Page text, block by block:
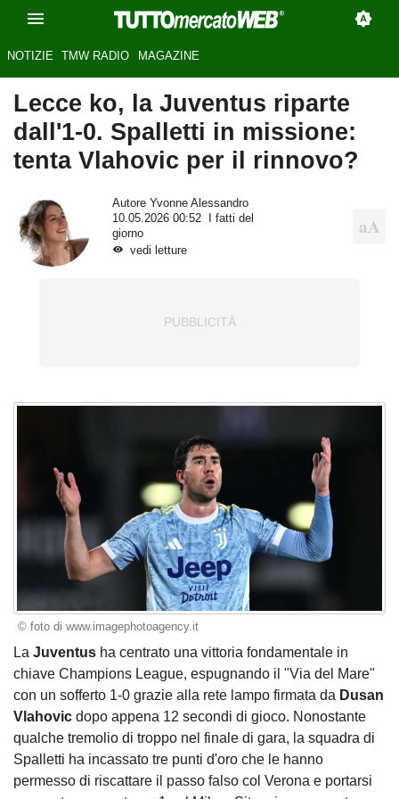
NOTIZIE TMW RADIO MAGAZINE
Lecce ko, la Juventus riparte
dall'1-0. Spalletti in missione:
tenta Vlahovic per il rinnovo?
Autore Yvonne Alessandro
10.05.2026 00:52
I fatti del
giorno
vedi letture
© foto di www.imagephotoagency.it
La Juventus ha centrato una vittoria fondamentale in
chiave Champions League, espugnando il "Via del Mare"
con un sofferto 1-0 grazie alla rete lampo firmata da Dusan
Vlahovic dopo appena 12 secondi di gioco. Nonostante
qualche tremolio di troppo nel finale di gara, la squadra di
Spalletti ha incassato tre punti d'oro che le hanno
permesso di riscattare il passo falso col Verona e portarsi